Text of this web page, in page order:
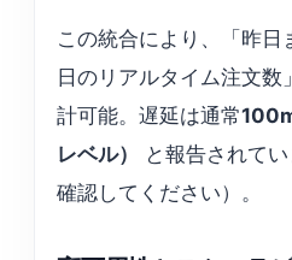
この統合により、「昨日
日のリアルタイム注文数
計可能。遅延は通常
レベル）
と報告されて
確認してください）。